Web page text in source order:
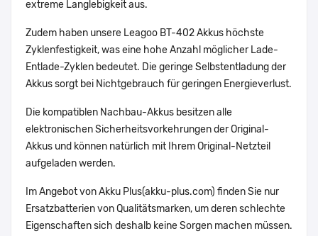
extreme Langlebigkeit aus.
Zudem haben unsere Leagoo BT-402 Akkus höchste
Zyklenfestigkeit, was eine hohe Anzahl möglicher Lade-
Entlade-Zyklen bedeutet. Die geringe Selbstentladung der
Akkus sorgt bei Nichtgebrauch für geringen Energieverlust.
Die kompatiblen Nachbau-Akkus besitzen alle
elektronischen Sicherheitsvorkehrungen der Original-
Akkus und können natürlich mit Ihrem Original-Netzteil
aufgeladen werden.
Im Angebot von Akku Plus(akku-plus.com) finden Sie nur
Ersatzbatterien von Qualitätsmarken, um deren schlechte
Eigenschaften sich deshalb keine Sorgen machen müssen.